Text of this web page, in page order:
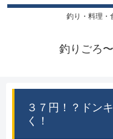
釣り・料理・
釣りごろ
３７円！？ドン
く！